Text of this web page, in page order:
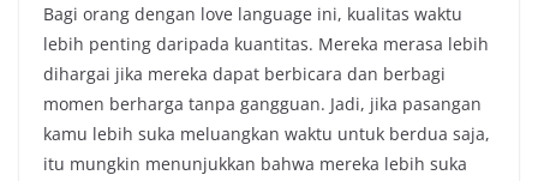
Bagi orang dengan love language ini, kualitas waktu
lebih penting daripada kuantitas. Mereka merasa lebih
dihargai jika mereka dapat berbicara dan berbagi
momen berharga tanpa gangguan. Jadi, jika pasangan
kamu lebih suka meluangkan waktu untuk berdua saja,
itu mungkin menunjukkan bahwa mereka lebih suka